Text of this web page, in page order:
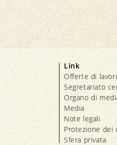
Link
Offerte di
Segretariato
Organo di
Media
Note legali
Protezione dei
Sfera privata